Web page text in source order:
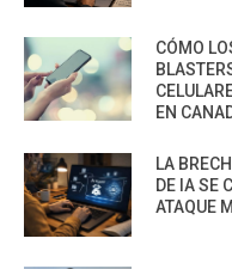
CÓMO
EN
LA
DE IA SE
ATAQUE